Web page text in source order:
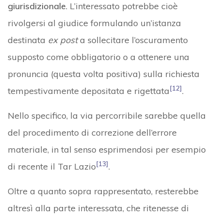
giurisdizionale. L’interessato potrebbe cioè
rivolgersi al giudice formulando un’istanza
destinata ex posta sollecitare l’oscuramento
supposto come obbligatorio o a ottenere una
pronuncia (questa volta positiva) sulla richiesta
tempestivamente depositata e rigettata[12].
Nello specifico, la via percorribile sarebbe quella
del procedimento di correzione dell’errore
materiale, in tal senso esprimendosi per esempio
di recente il Tar Lazio[13].
Oltre a quanto sopra rappresentato, resterebbe
altresì alla parte interessata, che ritenesse di